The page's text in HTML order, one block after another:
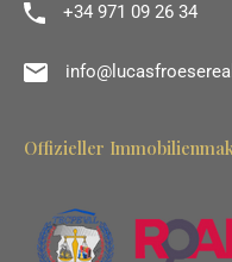
+34 971 09 26 34
Offizieller